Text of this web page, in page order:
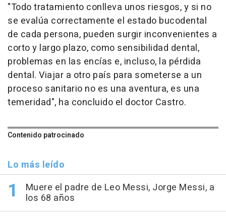
"Todo tratamiento conlleva unos riesgos, y si no
se evalúa correctamente el estado bucodental
de cada persona, pueden surgir inconvenientes a
corto y largo plazo, como sensibilidad dental,
problemas en las encías e, incluso, la pérdida
dental. Viajar a otro país para someterse a un
proceso sanitario no es una aventura, es una
temeridad", ha concluido el doctor Castro.
Contenido patrocinado
Lo más leído
Muere el padre de Leo Messi, Jorge Messi, a
los 68 años